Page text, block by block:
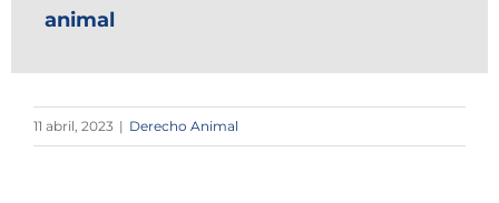
animal
11 abril, 2023 | Derecho Animal